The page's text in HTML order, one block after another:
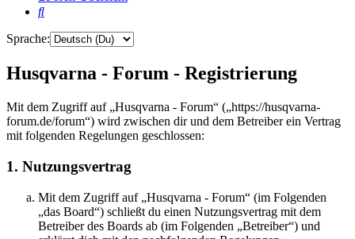
Suche
Sprache:
Husqvarna - Forum - Registrierung
Mit dem Zugriff auf „Husqvarna - Forum“ („https://husqvarna-
forum.de/forum“) wird zwischen dir und dem Betreiber ein Vertrag
mit folgenden Regelungen geschlossen:
1. Nutzungsvertrag
Mit dem Zugriff auf „Husqvarna - Forum“ (im Folgenden
„das Board“) schließt du einen Nutzungsvertrag mit dem
Betreiber des Boards ab (im Folgenden „Betreiber“) und